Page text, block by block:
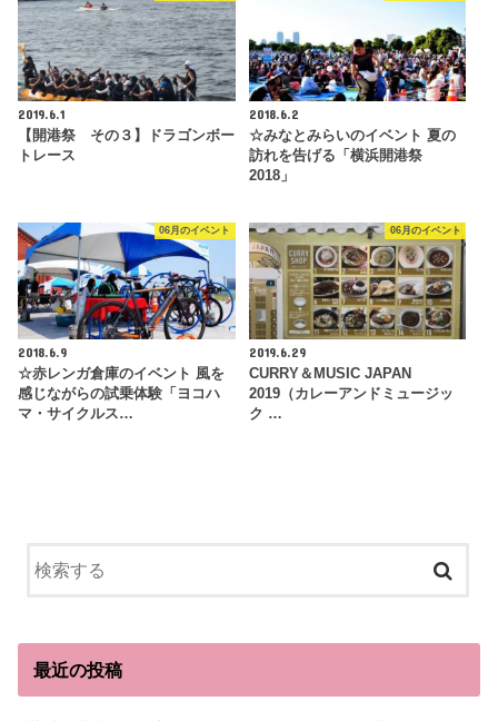
2019.6.1
【開港祭 その３】ドラゴンボー
トレース
2018.6.2
☆みなとみらいのイベント 夏の
訪れを告げる「横浜開港祭
2018」
06月のイベント
2018.6.9
☆赤レンガ倉庫のイベント 風を
感じながらの試乗体験「ヨコハ
マ・サイクルス…
06月のイベント
2019.6.29
CURRY＆MUSIC JAPAN
2019（カレーアンドミュージッ
ク …
最近の投稿